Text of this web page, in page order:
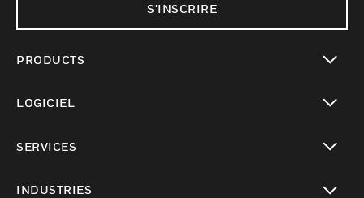
S'INSCRIRE
PRODUCTS
LOGICIEL
SERVICES
INDUSTRIES